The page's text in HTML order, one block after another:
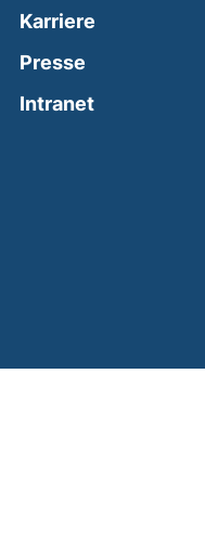
Karriere
Presse
Intranet(external